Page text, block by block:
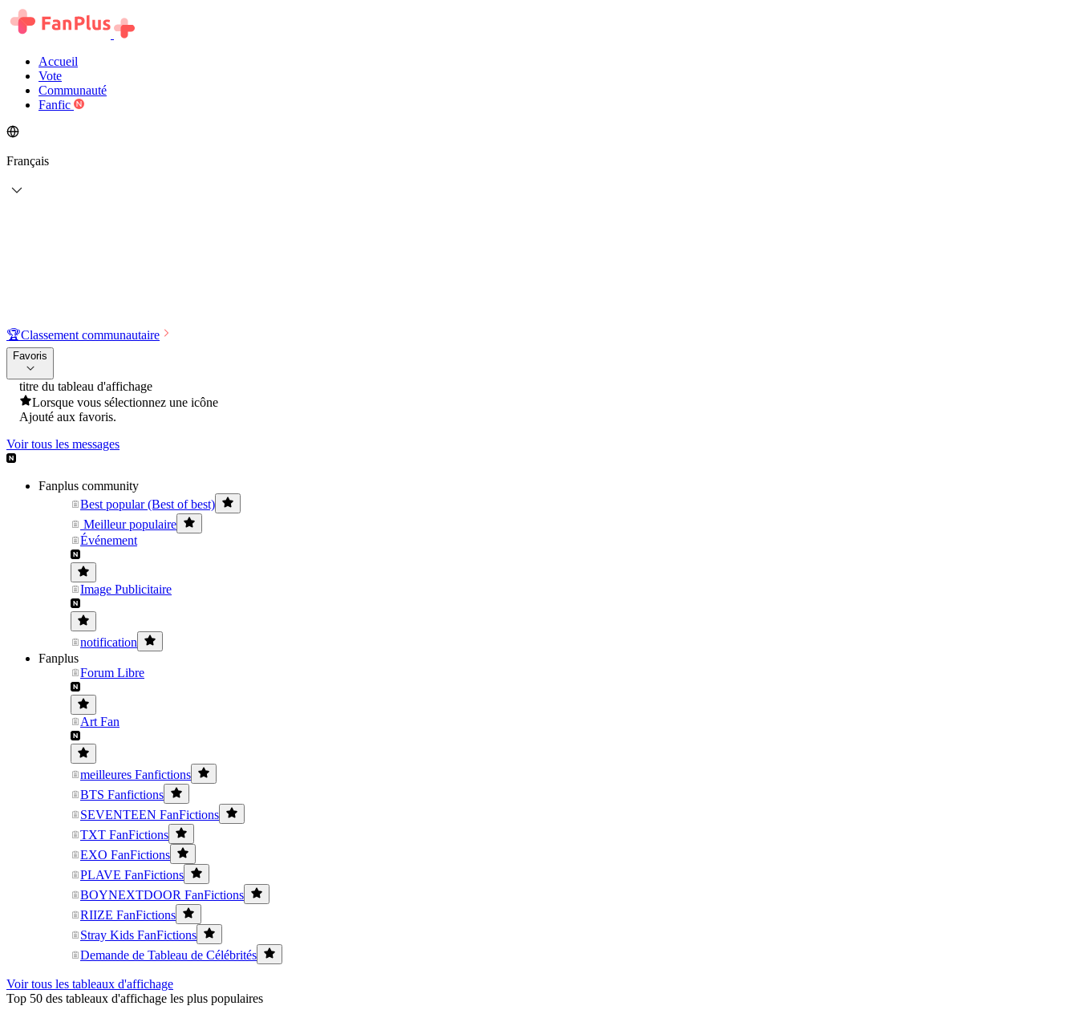
Accueil
Vote
Communauté
Fanfic
Français
🏆Classement communautaire
Favoris
titre du tableau d'affichage
Lorsque vous sélectionnez une icône
Ajouté aux favoris.
Voir tous les messages
Fanplus community
Best popular (Best of best)
Meilleur populaire
Événement
Image Publicitaire
notification
Fanplus
Forum Libre
Art Fan
meilleures Fanfictions
BTS Fanfictions
SEVENTEEN FanFictions
TXT FanFictions
EXO FanFictions
PLAVE FanFictions
BOYNEXTDOOR FanFictions
RIIZE FanFictions
Stray Kids FanFictions
Demande de Tableau de Célébrités
Voir tous les tableaux d'affichage
Top 50 des tableaux d'affichage les plus populaires